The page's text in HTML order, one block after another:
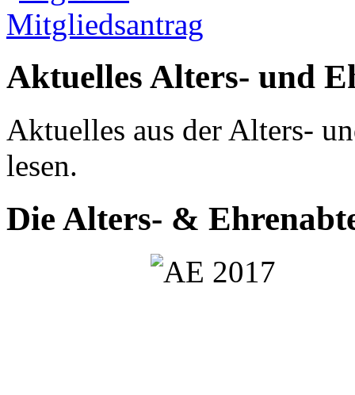
Aktuelles Alters- und
Aktuelles aus der Alters-
lesen.
Die Alters- &